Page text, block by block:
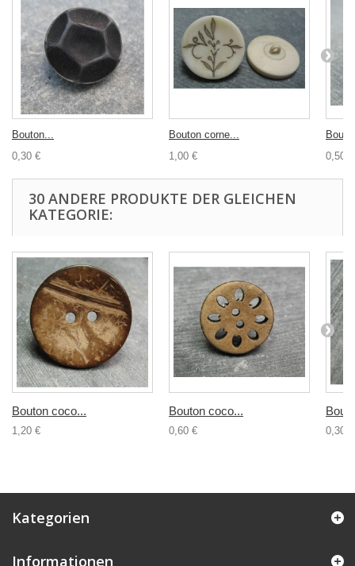
Bouton...
0,30 €
Bouton corne...
1,00 €
0,50 €
30 ANDERE PRODUKTE DER GLEICHEN
KATEGORIE:
Bouton coco...
1,20 €
Bouton coco...
0,60 € 0,30 €
Kategorien
Informationen